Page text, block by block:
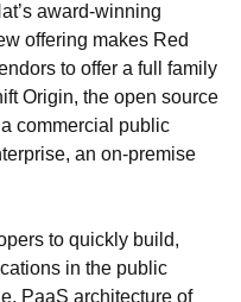
award-winning
offering makes Red
to offer a full family
Origin, the open source
commercial public
an on-premise
to quickly build,
in the public
PaaS architecture of